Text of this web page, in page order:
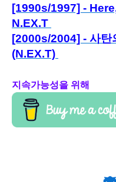
[1990s/1997] -
N.EX.T
[2000s/2004] - 사탄
(N.EX.T)
지속가능성을 위해